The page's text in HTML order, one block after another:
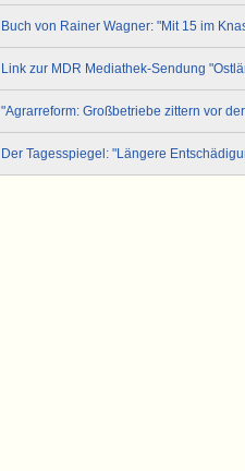
Buch von Rainer Wagner: "Mit 15 im
Link zur MDR Mediathek-Sendung
"Agrarreform: Großbetriebe zittern vor
Der Tagesspiegel: "Längere